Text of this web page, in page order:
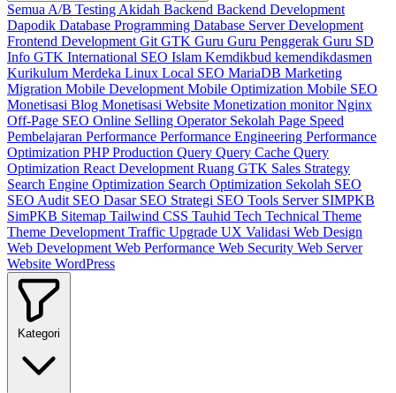
Semua A/B Testing Akidah Backend Backend Development
Dapodik Database Programming Database ServerDevelopment
Frontend Development Git GTK Guru Guru Penggerak Guru SD
Info GTK International SEO Islam Kemdikbud kemendikdasmen
Kurikulum Merdeka Linux Local SEO MariaDB Marketing
Migration Mobile Development Mobile Optimization Mobile SEO
Monetisasi Blog Monetisasi Website Monetization monitorNginx
Off-Page SEO Online Selling Operator Sekolah Page Speed
Pembelajaran Performance Performance Engineering Performance
Optimization PHPProduction Query Query Cache Query
Optimization React Development Ruang GTK Sales Strategy
Search Engine Optimization Search Optimization Sekolah SEO
SEO Audit SEO Dasar SEO Strategi SEO Tools Server SIMPKB
SimPKB Sitemap Tailwind CSS Tauhid Tech Technical Theme
Theme Development Traffic Upgrade UX Validasi Web Design
Web Development Web Performance Web Security Web Server
Website WordPress
Kategori